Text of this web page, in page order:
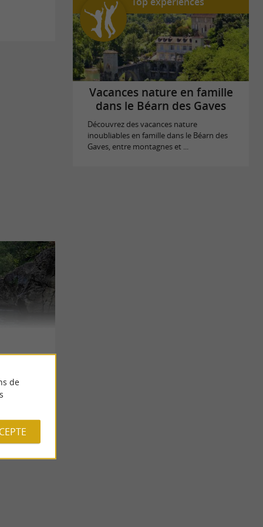
Vacances nature en famille
dans le Béarn des Gaves
Découvrez des vacances nature
inoubliables en famille dans le Béarn des
Gaves, entre montagnes et ...
de